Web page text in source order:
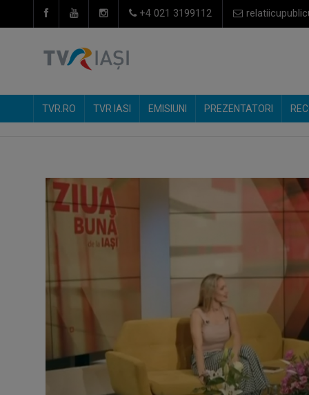
+4 021 3199112
TVR.RO TVR IASI EMISIUNI PREZENTATORI